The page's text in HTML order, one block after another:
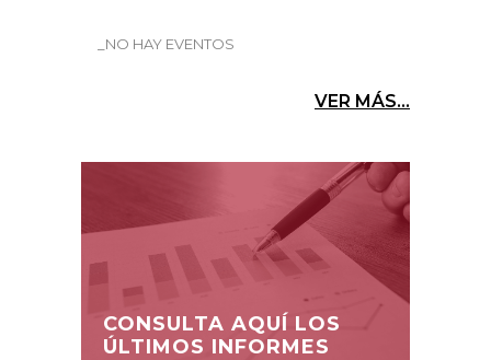
_NO HAY EVENTOS
VER MÁS...
CONSULTA AQUÍ LOS
ÚLTIMOS INFORMES